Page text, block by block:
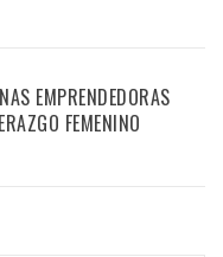
EMPRENDEDORAS
FEMENINO